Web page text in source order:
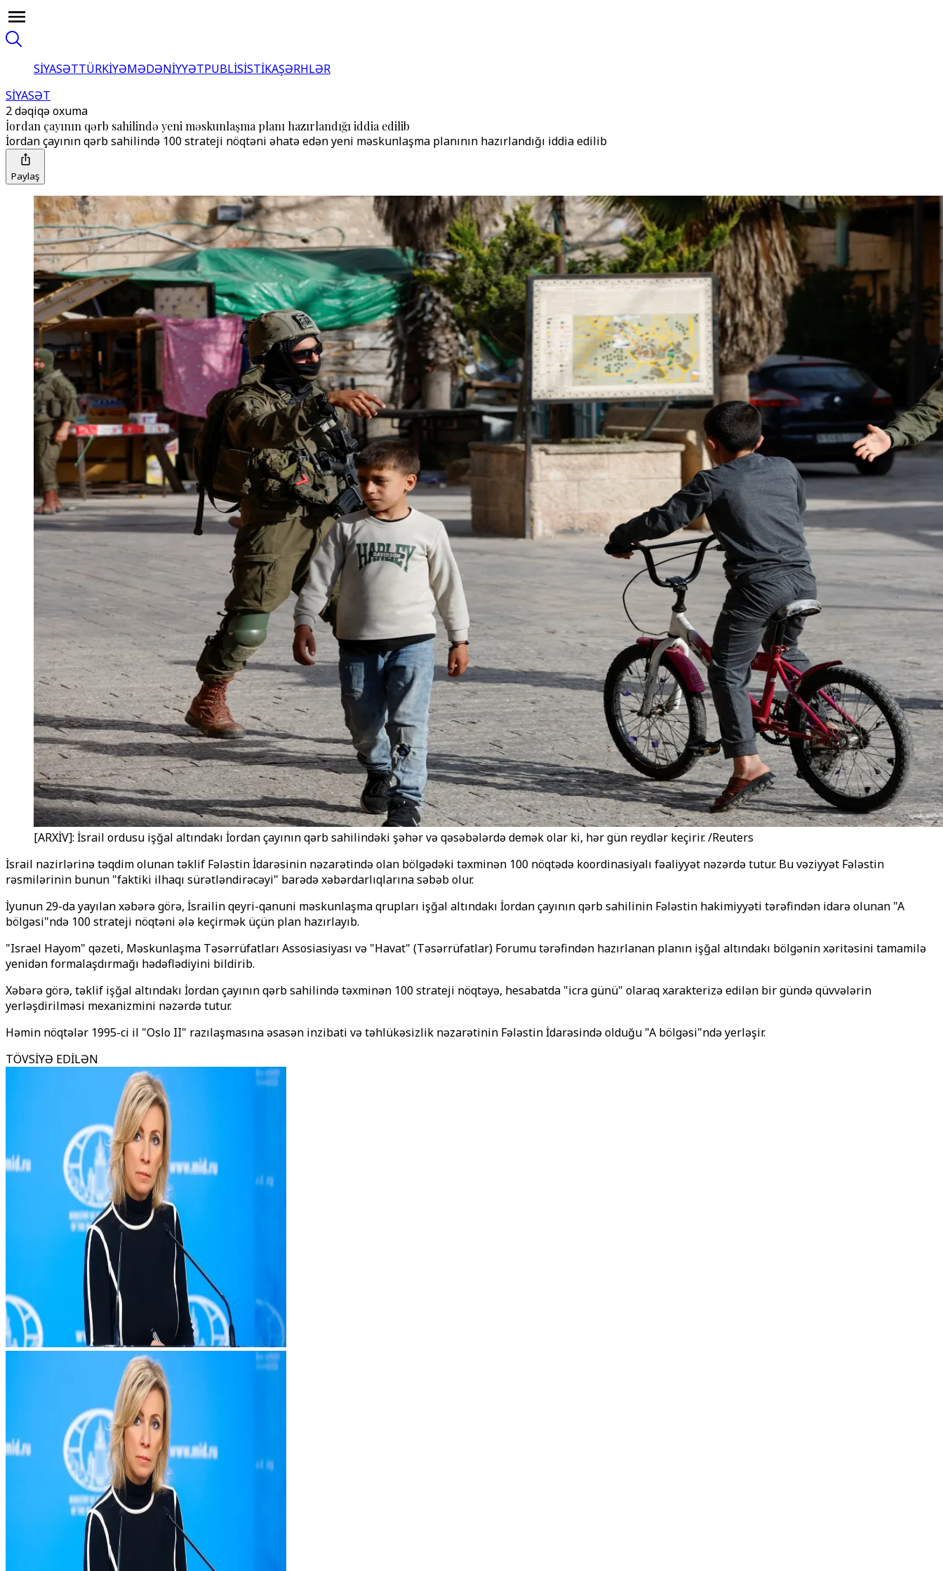
SİYASƏTTÜRKİYƏMƏDƏNİYYƏTPUBLİSİSTİKAŞƏRHLƏR
SİYASƏT
2 dəqiqə oxuma
İordan çayının qərb sahilində yeni məskunlaşma planı hazırlandığı iddia edilib
İordan çayının qərb sahilində 100 strateji nöqtəni əhatə edən yeni məskunlaşma planının hazırlandığı iddia edilib
Paylaş
[ARXİV]: İsrail ordusu işğal altındakı İordan çayının qərb sahilindəki şəhər və qəsəbələrdə demək olar ki, hər gün reydlər keçirir. /Reuters
İsrail nazirlərinə təqdim olunan təklif Fələstin İdarəsinin nəzarətində olan bölgədəki təxminən 100 nöqtədə koordinasiyalı fəaliyyət nəzərdə tutur. Bu vəziyyət Fələstin
rəsmilərinin bunun "faktiki ilhaqı sürətləndirəcəyi" barədə xəbərdarlıqlarına səbəb olur.
İyunun 29-da yayılan xəbərə görə, İsrailin qeyri-qanuni məskunlaşma qrupları işğal altındakı İordan çayının qərb sahilinin Fələstin hakimiyyəti tərəfindən idarə olunan "A
bölgəsi"ndə 100 strateji nöqtəni ələ keçirmək üçün plan hazırlayıb.
"Israel Hayom" qəzeti, Məskunlaşma Təsərrüfatları Assosiasiyası və "Havat" (Təsərrüfatlar) Forumu tərəfindən hazırlanan planın işğal altındakı bölgənin xəritəsini tamamilə
yenidən formalaşdırmağı hədəflədiyini bildirib.
Xəbərə görə, təklif işğal altındakı İordan çayının qərb sahilində təxminən 100 strateji nöqtəyə, hesabatda "icra günü" olaraq xarakterizə edilən bir gündə qüvvələrin
yerləşdirilməsi mexanizmini nəzərdə tutur.
Həmin nöqtələr 1995-ci il "Oslo II" razılaşmasına əsasən inzibati və təhlükəsizlik nəzarətinin Fələstin İdarəsində olduğu "A bölgəsi"ndə yerləşir.
TÖVSİYƏ EDİLƏN